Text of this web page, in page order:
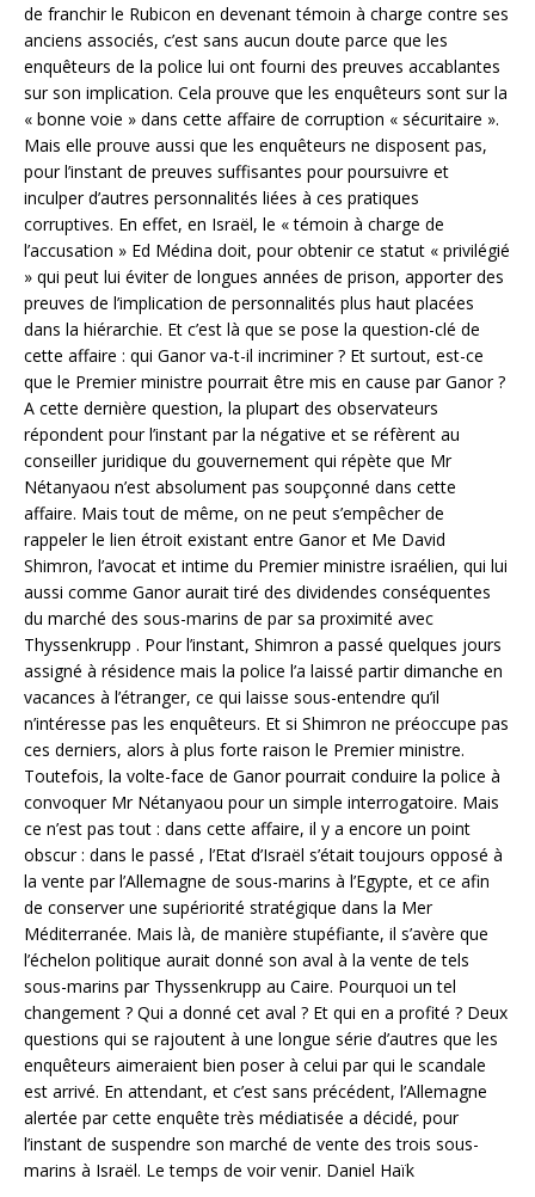
de franchir le Rubicon en devenant témoin à charge contre ses
anciens associés, c’est sans aucun doute parce que les
enquêteurs de la police lui ont fourni des preuves accablantes
sur son implication. Cela prouve que les enquêteurs sont sur la
« bonne voie » dans cette affaire de corruption « sécuritaire ».
Mais elle prouve aussi que les enquêteurs ne disposent pas,
pour l’instant de preuves suffisantes pour poursuivre et
inculper d’autres personnalités liées à ces pratiques
corruptives. En effet, en Israël, le « témoin à charge de
l’accusation » Ed Médina doit, pour obtenir ce statut « privilégié
» qui peut lui éviter de longues années de prison, apporter des
preuves de l’implication de personnalités plus haut placées
dans la hiérarchie. Et c’est là que se pose la question-clé de
cette affaire : qui Ganor va-t-il incriminer ? Et surtout, est-ce
que le Premier ministre pourrait être mis en cause par Ganor ?
A cette dernière question, la plupart des observateurs
répondent pour l’instant par la négative et se réfèrent au
conseiller juridique du gouvernement qui répète que Mr
Nétanyaou n’est absolument pas soupçonné dans cette
affaire. Mais tout de même, on ne peut s’empêcher de
rappeler le lien étroit existant entre Ganor et Me David
Shimron, l’avocat et intime du Premier ministre israélien, qui lui
aussi comme Ganor aurait tiré des dividendes conséquentes
du marché des sous-marins de par sa proximité avec
Thyssenkrupp . Pour l’instant, Shimron a passé quelques jours
assigné à résidence mais la police l’a laissé partir dimanche en
vacances à l’étranger, ce qui laisse sous-entendre qu’il
n’intéresse pas les enquêteurs. Et si Shimron ne préoccupe pas
ces derniers, alors à plus forte raison le Premier ministre.
Toutefois, la volte-face de Ganor pourrait conduire la police à
convoquer Mr Nétanyaou pour un simple interrogatoire. Mais
ce n’est pas tout : dans cette affaire, il y a encore un point
obscur : dans le passé , l’Etat d’Israël s’était toujours opposé à
la vente par l’Allemagne de sous-marins à l’Egypte, et ce afin
de conserver une supériorité stratégique dans la Mer
Méditerranée. Mais là, de manière stupéfiante, il s’avère que
l’échelon politique aurait donné son aval à la vente de tels
sous-marins par Thyssenkrupp au Caire. Pourquoi un tel
changement ? Qui a donné cet aval ? Et qui en a profité ? Deux
questions qui se rajoutent à une longue série d’autres que les
enquêteurs aimeraient bien poser à celui par qui le scandale
est arrivé. En attendant, et c’est sans précédent, l’Allemagne
alertée par cette enquête très médiatisée a décidé, pour
l’instant de suspendre son marché de vente des trois sous-
marins à Israël. Le temps de voir venir. Daniel Haïk